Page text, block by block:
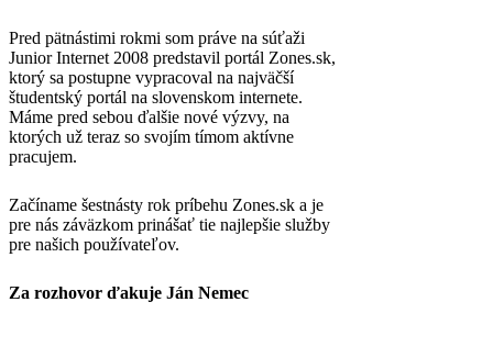
Pred pätnástimi rokmi som práve na súťaži
Junior Internet 2008 predstavil portál Zones.sk,
ktorý sa postupne vypracoval na najväčší
študentský portál na slovenskom internete.
Máme pred sebou ďalšie nové výzvy, na
ktorých už teraz so svojím tímom aktívne
pracujem.
Začíname šestnásty rok príbehu Zones.sk a je
pre nás záväzkom prinášať tie najlepšie služby
pre našich používateľov.
Za rozhovor ďakuje Ján Nemec